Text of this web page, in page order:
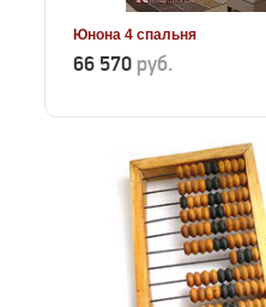
Юнона 4 спальня
66 570 руб.